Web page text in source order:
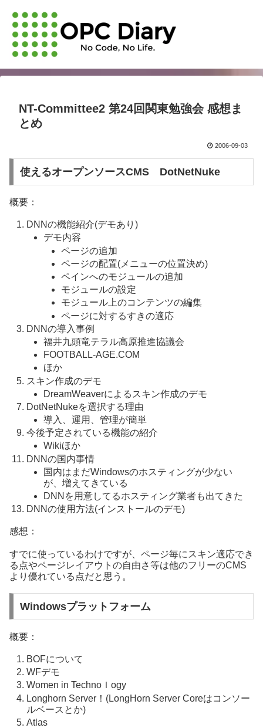
NT-Committee2 第24回関東勉強会 感想ま
とめ
2006-09-03
使えるオープンソースCMS DotNetNuke
概要：
DNNの機能紹介(デモあり)
デモ内容
ページの追加
ページの配置(メニューの位置決め)
ペインへのモジュールの追加
モジュールの設定
モジュール上のコンテンツの編集
ページに対するすきの適応
DNNの導入事例
福井九頭竜テラル高原推進協議会
FOOTBALL-AGE.COM
ほか
スキン作成のデモ
DreamWeaverによるスキン作成のデモ
DotNetNukeを選択する理由
導入、運用、管理が簡単
今後予定されている機能の紹介
Wikiほか
DNNの国内事情
国内はまだWindowsのホスティングが少ない
が、増えてきている
DNNを用意してるホスティング業者も出てきた
DNNの使用方法(インストールのデモ)
感想：
すでに使っているわけですが、ページ毎にスキン適応でき
る点やページレイアウトの自由さ等は他のフリーのCMS
より優れている点だと思う。
Windowsプラットフォーム
概要：
BOFについて
WFデモ
Women in Technoｌogy
Longhorn Server！(LongHorn Server Coreはコンソー
ルベースとか)
Atlas